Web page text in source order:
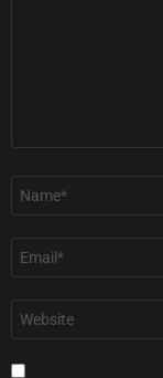
Όνομα
Email
Ιστότοπος